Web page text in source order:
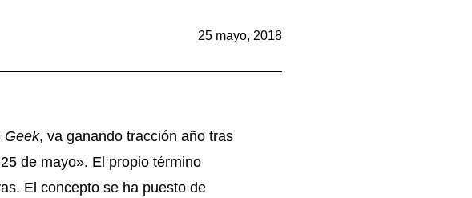
25 mayo, 2018
Geek, va ganando tracción año tras
de mayo». El propio término
El concepto se ha puesto de